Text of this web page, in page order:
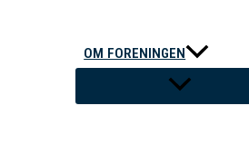
OM FORENINGEN